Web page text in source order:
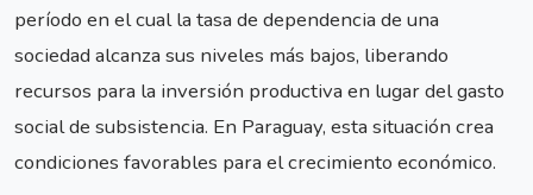
período en el cual la tasa de dependencia de una
sociedad alcanza sus niveles más bajos, liberando
recursos para la inversión productiva en lugar del gasto
social de subsistencia. En Paraguay, esta situación crea
condiciones favorables para el crecimiento económico.